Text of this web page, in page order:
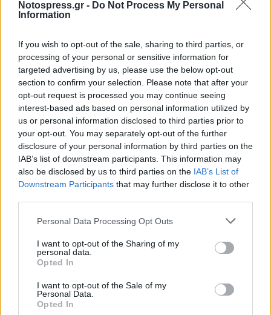
Notospress.gr - Do Not Process My Personal
Information
If you wish to opt-out of the sale, sharing to third parties, or
processing of your personal or sensitive information for
targeted advertising by us, please use the below opt-out
section to confirm your selection. Please note that after your
opt-out request is processed you may continue seeing
interest-based ads based on personal information utilized by
us or personal information disclosed to third parties prior to
your opt-out. You may separately opt-out of the further
disclosure of your personal information by third parties on the
IAB’s list of downstream participants. This information may
also be disclosed by us to third parties on the IAB’s List of
Downstream Participants that may further disclose it to other
Personal Data Processing Opt Outs
I want to opt-out of the Sharing of my
personal data.
Opted In
I want to opt-out of the Sale of my
Personal Data.
Opted In
Δεν θα υπεισέλθω σε λεπτομέρειες που βλέπουν
των αρμοδιοτήτων του Περιφερειακού
Συμβουλίου, πράγμα που είναι ασφαλώς